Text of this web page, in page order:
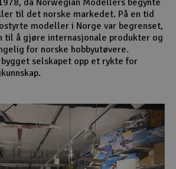
til det norske markedet. På en tid
modeller i Norge var begrenset,
til å gjøre internasjonale produkter og
for norske hobbyutøvere.
selskapet opp et rykte for